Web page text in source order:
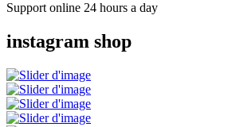
Support online 24 hours a day
instagram shop